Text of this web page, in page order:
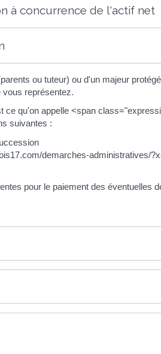
à concurrence de l'actif net
ou tuteur) ou d'un majeur
vous représentez.
ce qu'on appelle <span
suivantes :
demarches-administratives/
pour le paiement des éventuelles